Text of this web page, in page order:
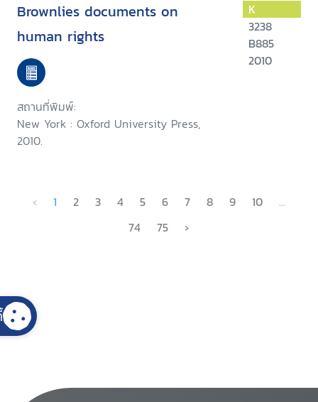
Brownlies documents on
human rights
สถานที่พิมพ์:
New York : Oxford University Press,
2010.
K
3238
B885
2010
‹ 1 2 3 4 5 6 7 8 9 10
...
74
75 ›